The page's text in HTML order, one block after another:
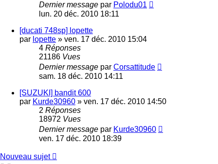
Dernier message par Polodu01
lun. 20 déc. 2010 18:11
[ducati 748sp] lopette
par lopette » ven. 17 déc. 2010 15:04
4 Réponses
21186 Vues
Dernier message par Corsattitude
sam. 18 déc. 2010 14:11
[SUZUKI] bandit 600
par Kurde30960 » ven. 17 déc. 2010 14:50
2 Réponses
18972 Vues
Dernier message par Kurde30960
ven. 17 déc. 2010 18:39
Nouveau sujet